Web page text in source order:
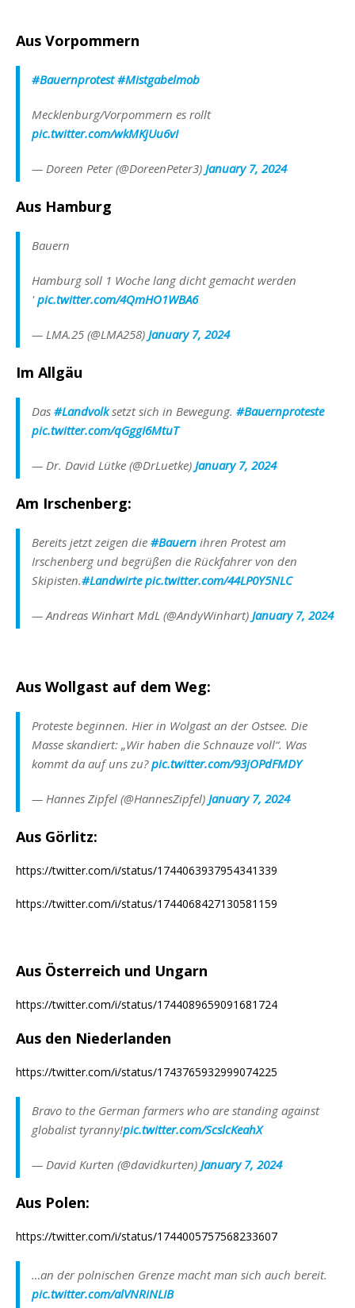
Aus Vorpommern
#Bauernprotest #Mistgabelmob
Mecklenburg/Vorpommern es rollt
pic.twitter.com/wkMKjUu6vI
— Doreen Peter (@DoreenPeter3) January 7, 2024
Aus Hamburg
Bauern
Hamburg soll 1 Woche lang dicht gemacht werden
'pic.twitter.com/4QmHO1WBA6
— LMA.25 (@LMA258) January 7, 2024
Im Allgäu
Das #Landvolksetzt sich in Bewegung. #Bauernproteste
pic.twitter.com/qGggI6MtuT
— Dr. David Lütke (@DrLuetke) January 7, 2024
Am Irschenberg:
Bereits jetzt zeigen die #Bauern ihren Protest am
Irschenberg und begrüßen die Rückfahrer von den
Skipisten.#Landwirte pic.twitter.com/44LP0Y5NLC
— Andreas Winhart MdL (@AndyWinhart) January 7, 2024
Aus Wollgast auf dem Weg:
Proteste beginnen. Hier in Wolgast an der Ostsee. Die
Masse skandiert: „Wir haben die Schnauze voll“. Was
kommt da auf uns zu?pic.twitter.com/93jOPdFMDY
— Hannes Zipfel (@HannesZipfel) January 7, 2024
Aus Görlitz:
https://twitter.com/i/status/1744063937954341339
https://twitter.com/i/status/1744068427130581159
Aus Österreich und Ungarn
https://twitter.com/i/status/1744089659091681724
Aus den Niederlanden
https://twitter.com/i/status/1743765932999074225
Bravo to the German farmers who are standing against
globalist tyranny!pic.twitter.com/ScslcKeahX
— David Kurten (@davidkurten) January 7, 2024
Aus Polen:
https://twitter.com/i/status/1744005757568233607
…an der polnischen Grenze macht man sich auch bereit.
pic.twitter.com/alVNRiNLIB